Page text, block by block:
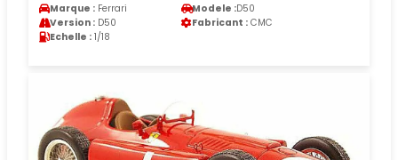
Marque : Ferrari Modele :D50
Version : D50 Fabricant : CMC
Echelle : 1/18